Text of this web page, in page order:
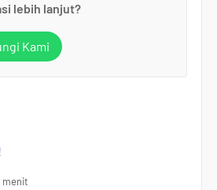
lebih lanjut?
Kami
menit